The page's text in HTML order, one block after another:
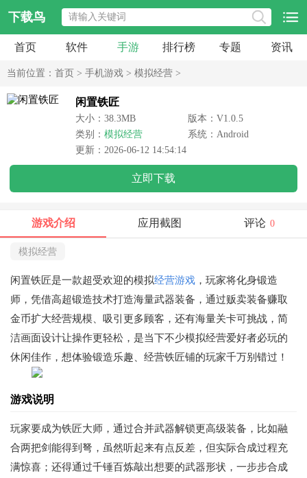
下载鸟
首页 软件 手游 排行榜 专题 资讯
当前位置： 首页 > 手机游戏 > 模拟经营 >
闲置铁匠
大小：38.3MB
版本：V1.0.5
类别： 模拟经营
系统：Android
更新：2026-06-12 14:54:14
立即下载
游戏介绍 应用截图 评论 0
模拟经营
闲置铁匠是一款超受欢迎的模拟经营游戏 ，玩家将化身锻造
师，凭借高超锻造技术打造海量武器装备，通过贩卖装备赚取
金币扩大经营规模、吸引更多顾客，还有海量关卡可挑战，简
洁画面设计让操作更轻松，是当下不少模拟经营爱好者必玩的
休闲佳作，想体验锻造乐趣、经营铁匠铺的玩家千万别错过！
游戏说明
玩家要成为铁匠大师，通过合并武器解锁更高级装备，比如融
合两把剑能得到弩，虽然听起来有点反差，但实际合成过程充
满惊喜；还得通过千锤百炼敲出想要的武器形状，一步步合成